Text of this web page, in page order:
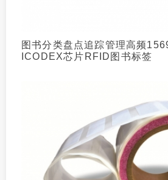
图书分类盘点追踪管理高频
ICODEX芯片RFID图书标签